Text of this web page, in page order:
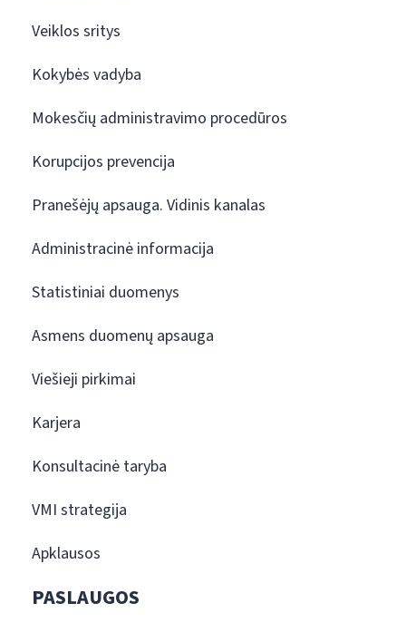
Veiklos sritys
Kokybės vadyba
Mokesčių administravimo procedūros
Korupcijos prevencija
Pranešėjų apsauga. Vidinis kanalas
Administracinė informacija
Statistiniai duomenys
Asmens duomenų apsauga
Viešieji pirkimai
Karjera
Konsultacinė taryba
VMI strategija
Apklausos
PASLAUGOS